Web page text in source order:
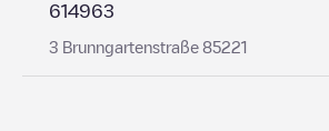
614963
3 Brunngartenstraße 85221